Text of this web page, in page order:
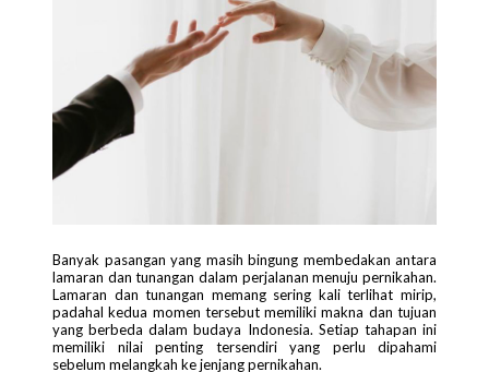
Banyak pasangan yang masih bingung membedakan antara
lamaran dan tunangan dalam perjalanan menuju pernikahan.
Lamaran dan tunangan memang sering kali terlihat mirip,
padahal kedua momen tersebut memiliki makna dan tujuan
yang berbeda dalam budaya Indonesia. Setiap tahapan ini
memiliki nilai penting tersendiri yang perlu dipahami
sebelum melangkah ke jenjang pernikahan.